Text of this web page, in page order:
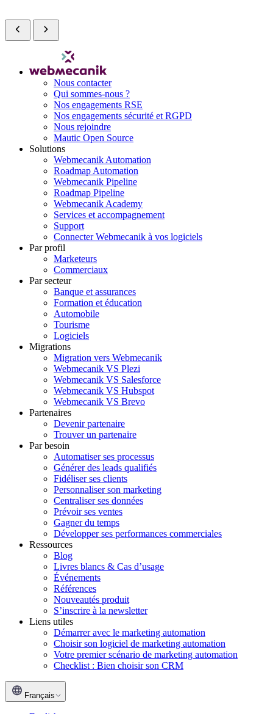
Voulez-vous accepter nos
cookies ?
Ils sont sympa, et peu nombreux !
Nous contacter
Qui sommes-nous ?
Nos engagements RSE
Nos engagements sécurité et RGPD
Nous rejoindre
Mautic Open Source
Solutions
Webmecanik Automation
Roadmap Automation
Webmecanik Pipeline
Roadmap Pipeline
Webmecanik Academy
Services et accompagnement
Support
Connecter Webmecanik à vos logiciels
Par profil
Marketeurs
Commerciaux
Par secteur
Banque et assurances
Formation et éducation
Automobile
Tourisme
Logiciels
Migrations
Migration vers Webmecanik
Webmecanik VS Plezi
Webmecanik VS Salesforce
Webmecanik VS Hubspot
Webmecanik VS Brevo
Partenaires
Devenir partenaire
Trouver un partenaire
Par besoin
Automatiser ses processus
Générer des leads qualifiés
Fidéliser ses clients
Personnaliser son marketing
Centraliser ses données
Prévoir ses ventes
Gagner du temps
Développer ses performances commerciales
Ressources
Blog
Livres blancs & Cas d’usage
Événements
Références
Nouveautés produit
S’inscrire à la newsletter
Liens utiles
Démarrer avec le marketing automation
Choisir son logiciel de marketing automation
Votre premier scénario de marketing automation
Checklist : Bien choisir son CRM
Français